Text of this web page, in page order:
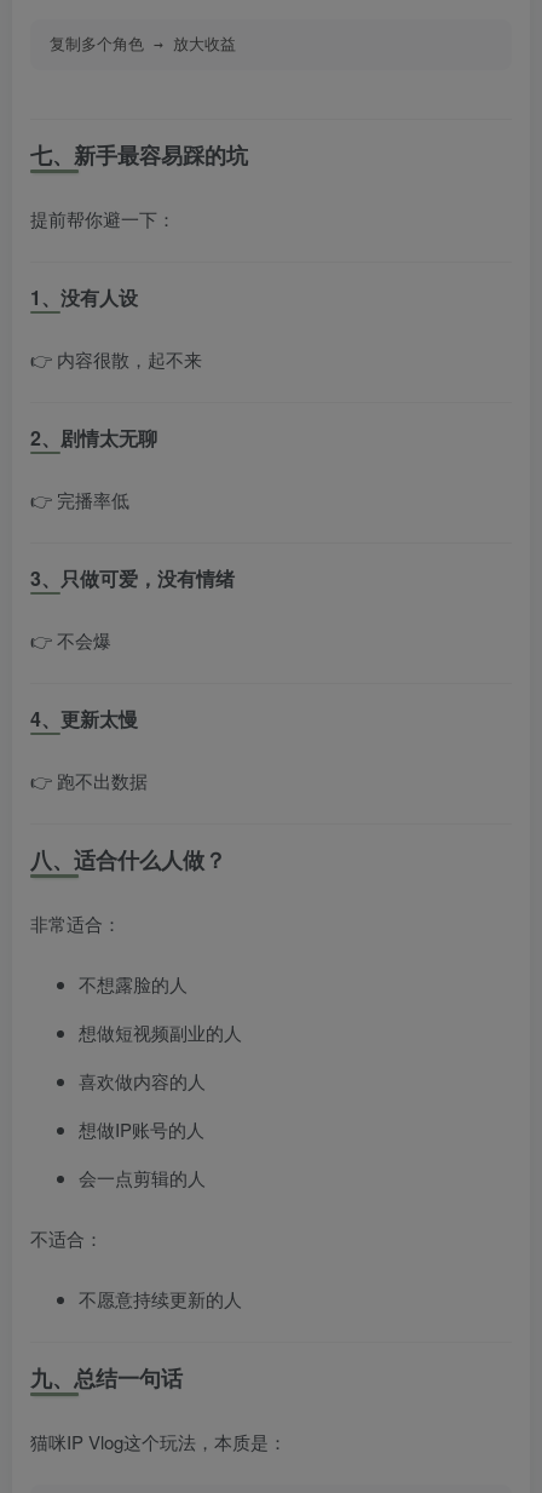
复制多个角色 → 放大收益
七、新手最容易踩的坑
提前帮你避一下：
1、没有人设
👉 内容很散，起不来
2、剧情太无聊
👉 完播率低
3、只做可爱，没有情绪
👉 不会爆
4、更新太慢
👉 跑不出数据
八、适合什么人做？
非常适合：
不想露脸的人
想做短视频副业的人
喜欢做内容的人
想做IP账号的人
会一点剪辑的人
不适合：
不愿意持续更新的人
九、总结一句话
猫咪IP Vlog这个玩法，本质是：